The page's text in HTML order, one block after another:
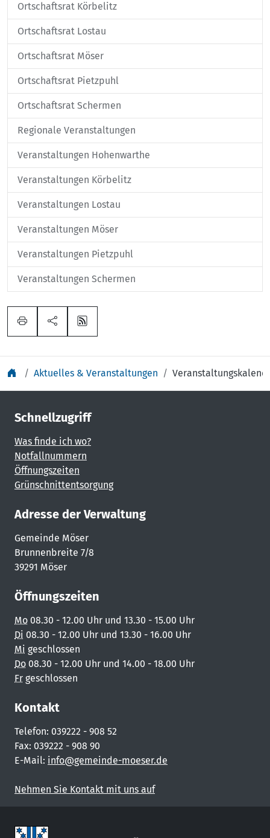
Ortschaftsrat Körbelitz
Ortschaftsrat Lostau
Ortschaftsrat Möser
Ortschaftsrat Pietzpuhl
Ortschaftsrat Schermen
Regionale Veranstaltungen
Veranstaltungen Hohenwarthe
Veranstaltungen Körbelitz
Veranstaltungen Lostau
Veranstaltungen Möser
Veranstaltungen Pietzpuhl
Veranstaltungen Schermen
Aktuelles & Veranstaltungen
Schnellzugriff
Was finde ich wo?
Notfallnummern
Öffnungszeiten
Grünschnittentsorgung
Adresse der Verwaltung
Gemeinde Möser
Brunnenbreite 7/8
39291 Möser
Öffnungszeiten
Mo 08.30 - 12.00 Uhr und 13.30 - 15.00 Uhr
Di 08.30 - 12.00 Uhr und 13.30 - 16.00 Uhr
Mi geschlossen
Do 08.30 - 12.00 Uhr und 14.00 - 18.00 Uhr
Fr geschlossen
Kontakt
Telefon: 039222 - 908 52
Fax: 039222 - 908 90
E-Mail: info@gemeinde-moeser.de
Nehmen Sie Kontakt mit uns auf